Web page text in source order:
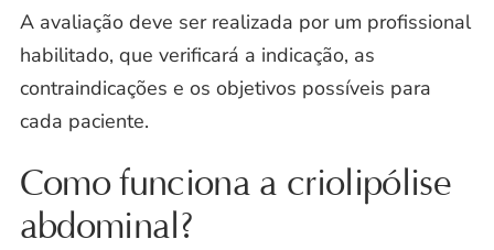
A avaliação deve ser realizada por um profissional
habilitado, que verificará a indicação, as
contraindicações e os objetivos possíveis para
cada paciente.
Como funciona a criolipólise
abdominal?